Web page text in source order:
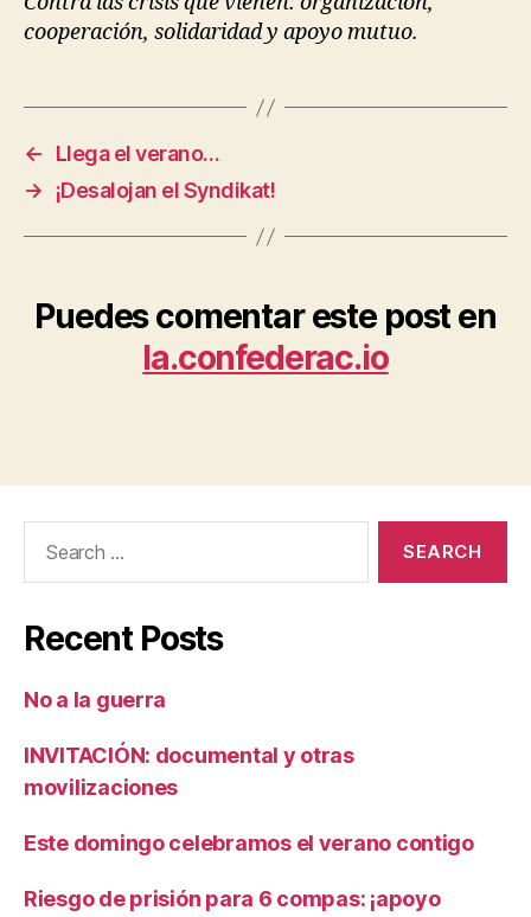
cooperación, solidaridad y apoyo mutuo.
←
Llega el verano…
→
¡Desalojan el Syndikat!
Puedes comentar este post en
la.confederac.io
Recent Posts
No a la guerra
INVITACIÓN: documental y otras
movilizaciones
Este domingo celebramos el verano contigo
Riesgo de prisión para 6 compas: ¡apoyo